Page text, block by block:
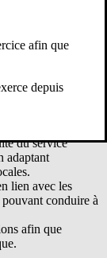
pour préserver
8 janvier
du service
adaptant
lien avec les
conduire à
afin que
afin que
depuis